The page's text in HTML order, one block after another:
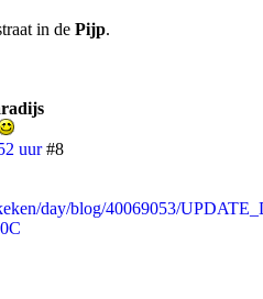
in de Pijp.
uur #8
day/blog/40069053/